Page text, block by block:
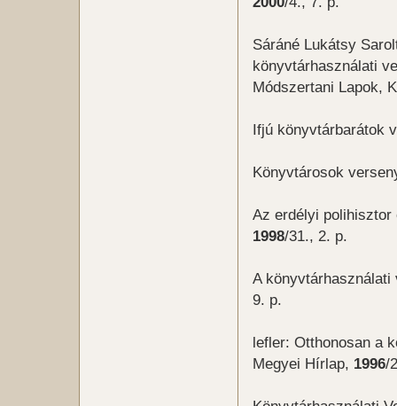
Sáráné Lukátsy
könyvtárhasználati
Módszertani Lapok,
Ifjú könyvtárbarátok
Könyvtárosok
Az erdélyi polihisztor
1998/31., 2. p.
A
9. p.
lefler: Otthonosan a
Megyei Hírlap, 1996/